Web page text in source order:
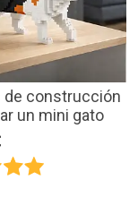
de construcción
un mini gato